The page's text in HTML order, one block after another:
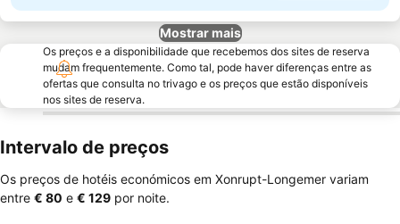
Mostrar mais
Os preços e a disponibilidade que recebemos dos sites de reserva
mudam frequentemente. Como tal, pode haver diferenças entre as
ofertas que consulta no trivago e os preços que estão disponíveis
nos sites de reserva.
Intervalo de preços
Os preços de hotéis económicos em Xonrupt-Longemer variam
entre ‎€ 80 e ‎€ 129 por noite.